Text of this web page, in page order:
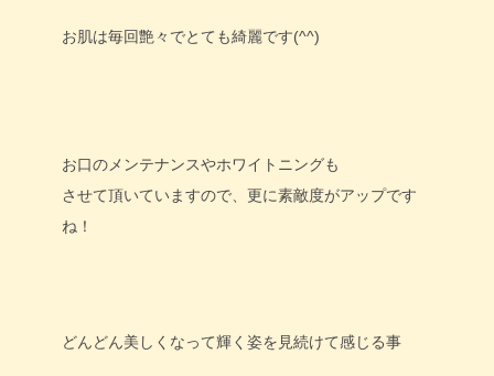
お肌は毎回艶々でとても綺麗です(^^)
お口のメンテナンスやホワイトニングも
させて頂いていますので、更に素敵度がアップです
ね！
どんどん美しくなって輝く姿を見続けて感じる事